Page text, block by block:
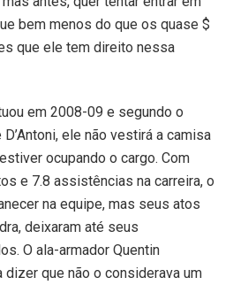
bem menos do que os quase $
que ele tem direito nessa
em 2008-09 e segundo o
ele não vestirá a camisa
ocupando o cargo. Com
e 7.8 assistências na carreira, o
na equipe, mas seus atos
deixaram até seus
O ala-armador Quentin
dizer que não o considerava um